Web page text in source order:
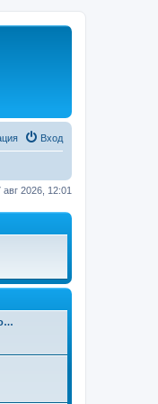
Вход
2026, 12:01